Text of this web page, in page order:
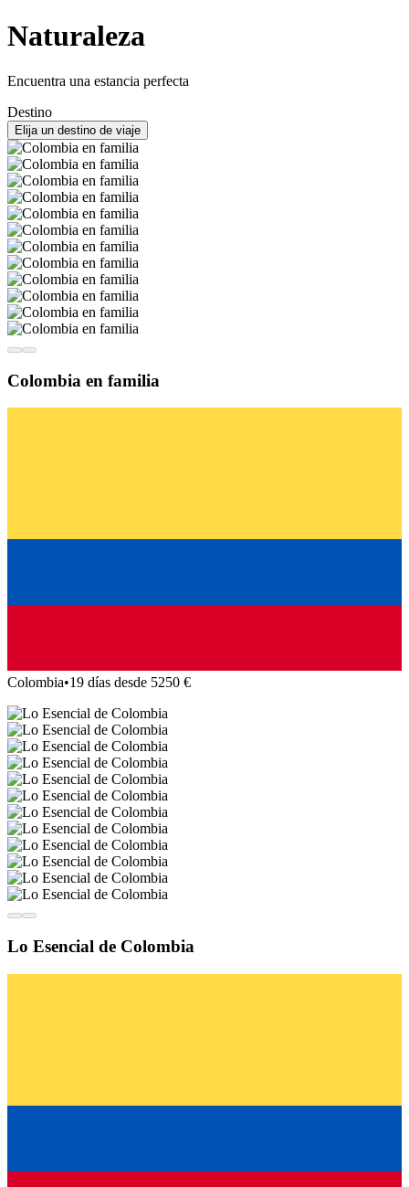
Naturaleza
Encuentra una estancia perfecta
Destino
Elija un destino de viaje
Colombia en familia
Colombia•19 días desde 5250 €
Lo Esencial de Colombia